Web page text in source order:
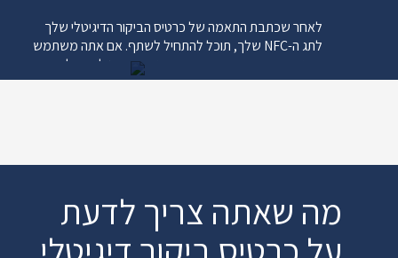
לאחר שכתבת התאמה של כרטיס הביקור הדיגיטלי שלך
לתג ה-NFC שלך, תוכל להתחיל לשתף. אם אתה משתמש
בתג כמו מדבקה או שקע פופ, הנח אותו בטלפון שלך. אם
אתה משתמש באביזרים אחרים, וודא שיש לך אותם
מה עושה עיצוב כרטיס ביקור NFC טוב?
הכללים של עיצוב טוב הם בדרך כלל רבים וחלוקים
עליהם. לעיצוב עיצוב כרטיס ביקור NFC חזק יש כמה
מה שאתה צריך לדעת